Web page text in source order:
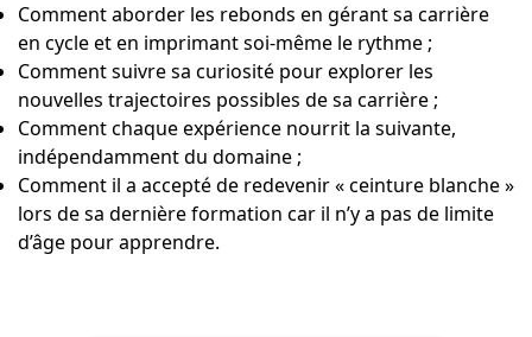
Comment aborder les rebonds en gérant sa carrière
en cycle et en imprimant soi-même le rythme ;
Comment suivre sa curiosité pour explorer les
nouvelles trajectoires possibles de sa carrière ;
Comment chaque expérience nourrit la suivante,
indépendamment du domaine ;
Comment il a accepté de redevenir « ceinture blanche »
lors de sa dernière formation car il n’y a pas de limite
d’âge pour apprendre.